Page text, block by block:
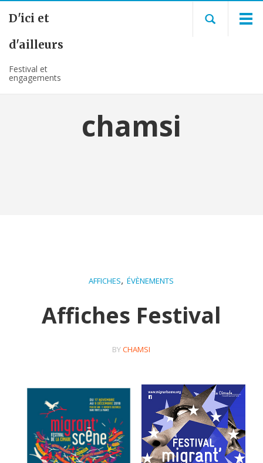
D'ici et
d'ailleurs
Festival et
engagements
chamsi
AFFICHES,ÉVÈNEMENTS
Affiches Festival
BYCHAMSI